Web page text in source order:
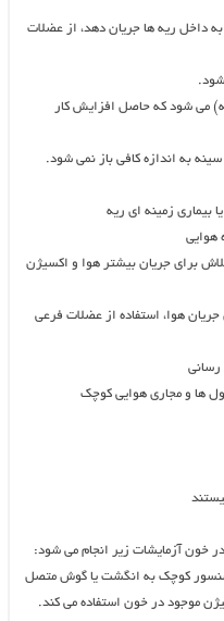
داخل ریه ها جریان دهد، از عضلات
شود.
می شود که حاصل افزایش کار
به اندازه کافی باز نمی شود.
بیماری زمینه ای ریه
هوایی
پنه) در تلاش برای جریان بیشتر هوا و اکسیژن
هوا، استفاده از عضلات فرعی
رسانی
ها و مجاری هوایی کوچک
خون آزمایشات زیر انجام می شود:
سنسور کوچک به انگشت یا گوش متصل
موجود در خون استفاده می کند.